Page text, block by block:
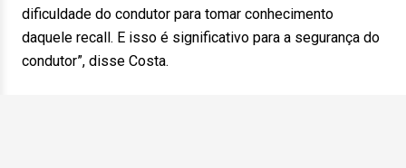
dificuldade do condutor para tomar conhecimento
daquele recall. E isso é significativo para a segurança do
condutor”, disse Costa.